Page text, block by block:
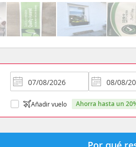
Añadir vuelo ahorra hasta un